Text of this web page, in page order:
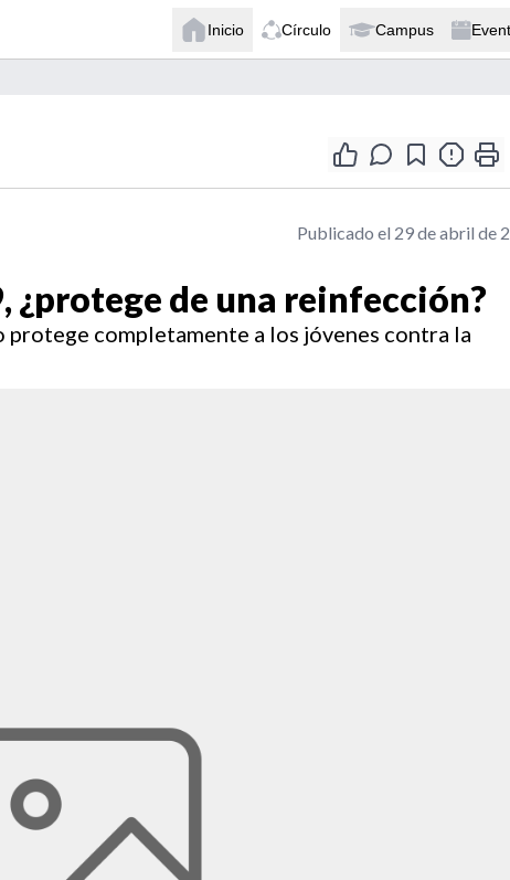
Inicio Círculo Campus
Publicado el 29 de abril de
¿protege de una reinfección?
completamente a los jóvenes contra la